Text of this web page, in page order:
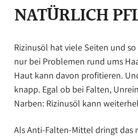
NATÜRLICH
Rizinusöl hat viele Seiten und
nur bei Problemen rund ums
Haut kann davon profitieren.
knapp. Egal ob bei Falten,
Narben: Rizinusöl kann
Als Anti-Falten-Mittel dringt das